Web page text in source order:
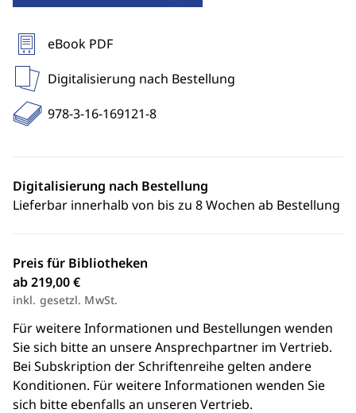
eBook PDF
Digitalisierung nach Bestellung
978-3-16-169121-8
Digitalisierung nach Bestellung
Lieferbar innerhalb von bis zu 8 Wochen ab Bestellung
Preis für Bibliotheken
ab 219,00 €
inkl. gesetzl. MwSt.
Für weitere Informationen und Bestellungen wenden
Sie sich bitte an unsere Ansprechpartner im Vertrieb.
Bei Subskription der Schriftenreihe gelten andere
Konditionen. Für weitere Informationen wenden Sie
sich bitte ebenfalls an unseren Vertrieb.